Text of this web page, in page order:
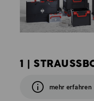
1 |
mehr erfahren